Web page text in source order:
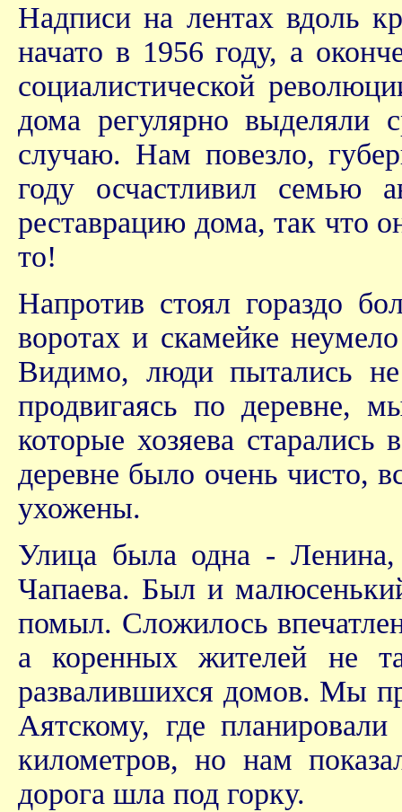
Надписи на лентах вдоль
начато в 1956 году, а
социалистической
дома регулярно выделяли
случаю. Нам повезло,
году осчастливил
реставрацию дома, так что
то!
Напротив стоял гораздо
воротах и скамейке
Видимо, люди пытались
продвигаясь по деревне,
которые хозяева
деревне было очень чисто,
ухожены.
Улица была одна - Ленина,
Чапаева. Был и
помыл. Сложилось
а коренных жителей не
развалившихся домов. Мы
Аятскому, где
километров, но нам
дорога шла под горку.